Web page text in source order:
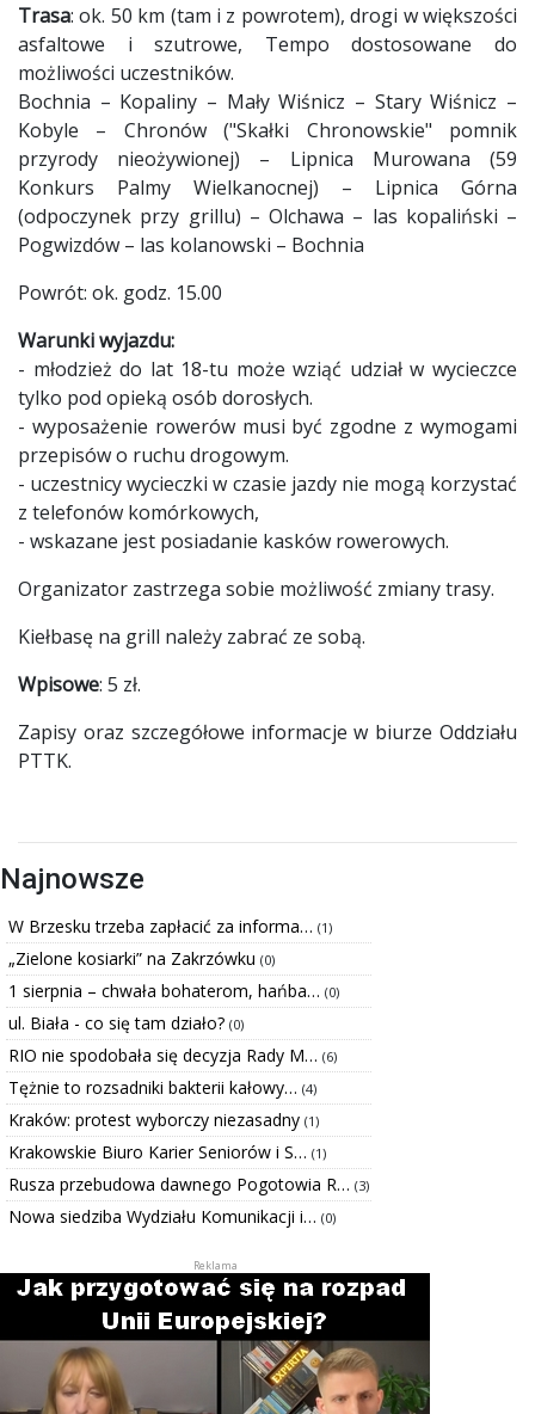
Trasa: ok. 50 km (tam i z powrotem), drogi w większości
asfaltowe i szutrowe, Tempo dostosowane do
możliwości uczestników.
Bochnia – Kopaliny – Mały Wiśnicz – Stary Wiśnicz –
Kobyle – Chronów ("Skałki Chronowskie" pomnik
przyrody nieożywionej) – Lipnica Murowana (59
Konkurs Palmy Wielkanocnej) – Lipnica Górna
(odpoczynek przy grillu) – Olchawa – las kopaliński –
Pogwizdów – las kolanowski – Bochnia
Powrót: ok. godz. 15.00
Warunki wyjazdu:
- młodzież do lat 18-tu może wziąć udział w wycieczce
tylko pod opieką osób dorosłych.
- wyposażenie rowerów musi być zgodne z wymogami
przepisów o ruchu drogowym.
- uczestnicy wycieczki w czasie jazdy nie mogą korzystać
z telefonów komórkowych,
- wskazane jest posiadanie kasków rowerowych.
Organizator zastrzega sobie możliwość zmiany trasy.
Kiełbasę na grill należy zabrać ze sobą.
Wpisowe: 5 zł.
Zapisy oraz szczegółowe informacje w biurze Oddziału
PTTK.
Najnowsze
W Brzesku trzeba zapłacić za informa… (1)
„Zielone kosiarki” na Zakrzówku (0)
1 sierpnia – chwała bohaterom, hańba… (0)
ul. Biała - co się tam działo? (0)
RIO nie spodobała się decyzja Rady M… (6)
Tężnie to rozsadniki bakterii kałowy… (4)
Kraków: protest wyborczy niezasadny (1)
Krakowskie Biuro Karier Seniorów i S… (1)
Rusza przebudowa dawnego Pogotowia R… (3)
Nowa siedziba Wydziału Komunikacji i… (0)